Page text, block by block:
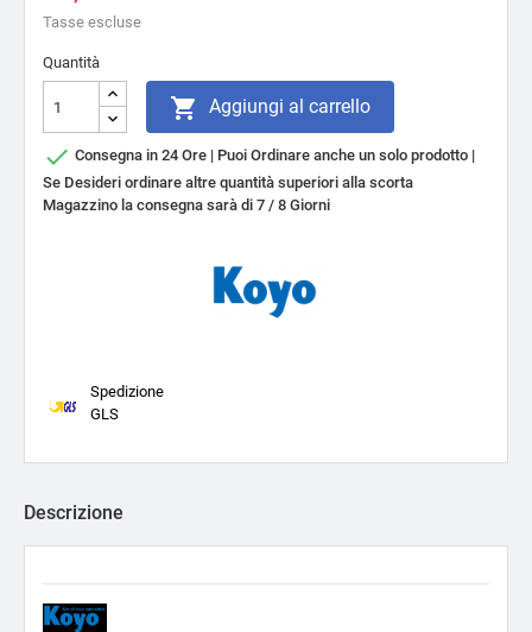
Tasse escluse
Quantità
 Aggiungi al carrello
 Consegna in 24 Ore | Puoi Ordinare anche un solo prodotto |
Se Desideri ordinare altre quantità superiori alla scorta
Magazzino la consegna sarà di 7 / 8 Giorni
Spedizione
GLS
Descrizione